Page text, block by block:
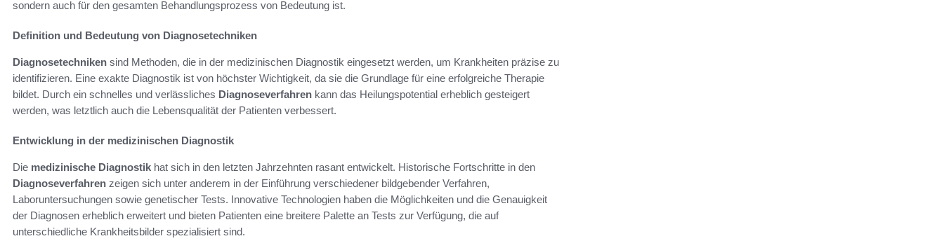
sondern auch für den gesamten Behandlungsprozess von Bedeutung ist.
Definition und Bedeutung von Diagnosetechniken
Diagnosetechniken sind Methoden, die in der medizinischen Diagnostik eingesetzt werden, um Krankheiten präzise zu
identifizieren. Eine exakte Diagnostik ist von höchster Wichtigkeit, da sie die Grundlage für eine erfolgreiche Therapie
bildet. Durch ein schnelles und verlässliches Diagnoseverfahren kann das Heilungspotential erheblich gesteigert
werden, was letztlich auch die Lebensqualität der Patienten verbessert.
Entwicklung in der medizinischen Diagnostik
Die medizinische Diagnostik hat sich in den letzten Jahrzehnten rasant entwickelt. Historische Fortschritte in den
Diagnoseverfahren zeigen sich unter anderem in der Einführung verschiedener bildgebender Verfahren,
Laboruntersuchungen sowie genetischer Tests. Innovative Technologien haben die Möglichkeiten und die Genauigkeit
der Diagnosen erheblich erweitert und bieten Patienten eine breitere Palette an Tests zur Verfügung, die auf
unterschiedliche Krankheitsbilder spezialisiert sind.